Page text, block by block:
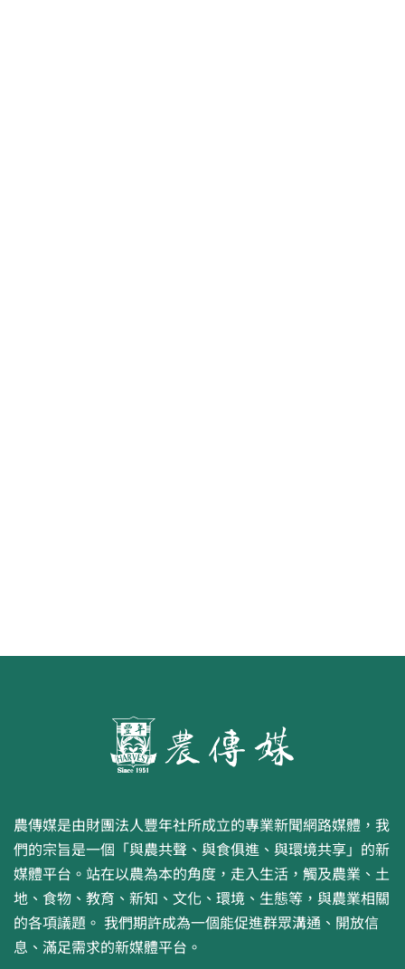
農傳媒是由財團法人豐年社所成立的專業新聞網路媒體，我
們的宗旨是一個「與農共聲、與食俱進、與環境共享」的新
媒體平台。站在以農為本的角度，走入生活，觸及農業、土
地、食物、教育、新知、文化、環境、生態等，與農業相關
的各項議題。 我們期許成為一個能促進群眾溝通、開放信
息、滿足需求的新媒體平台。